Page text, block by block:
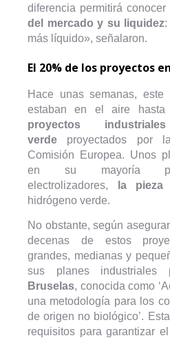
diferencia permitirá conocer
del mercado y su liquidez:
más líquido», señalaron.
El 20% de los proyectos
Hace unas semanas,
estaban en el aire
proyectos
verde proyectados por
Comisión Europea. Unos
en su mayoría
electrolizadores,
la
hidrógeno verde.
No obstante, según
decenas de estos
grandes, medianas y
sus planes industriales
Bruselas, conocida como
una metodología para los
de origen no biológico’.
requisitos para garantizar